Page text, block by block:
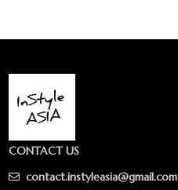
CONTACT US
contact.instyleasia@gmail.com